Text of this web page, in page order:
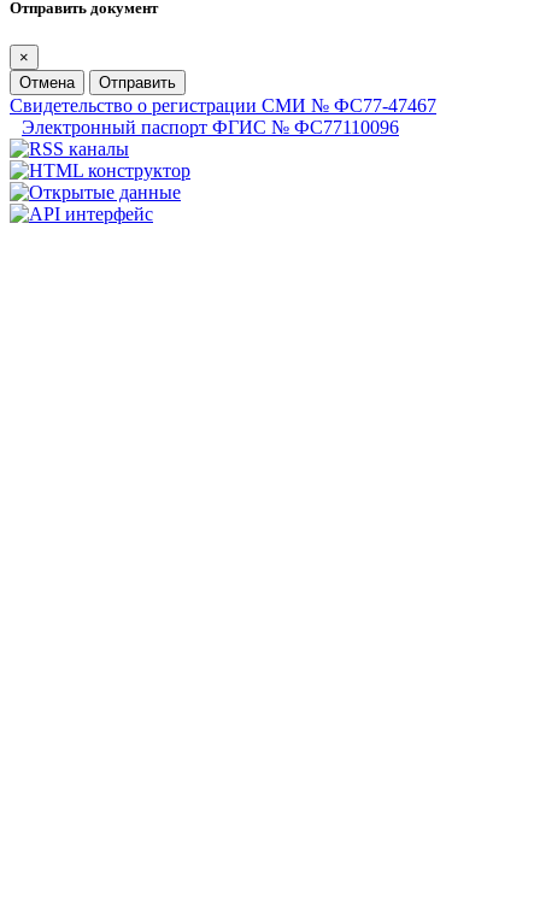
Отправить документ
×
Отмена
Отправить
Свидетельство о регистрации СМИ № ФС77-47467
Электронный паспорт ФГИС № ФС77110096